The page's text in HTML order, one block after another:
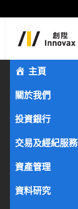
主頁
關於我們
投資銀行
交易及經紀服務
資產管理
資料研究